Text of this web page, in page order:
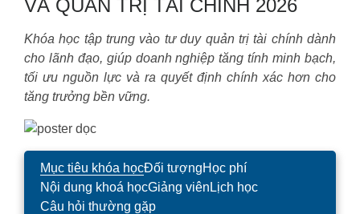
VÀ QUẢN TRỊ TÀI CHÍNH 2026
Khóa học tập trung vào tư duy quản trị tài chính dành
cho lãnh đạo, giúp doanh nghiệp tăng tính minh bạch,
tối ưu nguồn lực và ra quyết định chính xác hơn cho
tăng trưởng bền vững.
Mục tiêu khóa họcĐối tượngHọc phí
Nội dung khoá họcGiảng viên Lịch học
Câu hỏi thường gặp